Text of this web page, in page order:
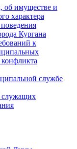
об имуществе и
характера
Кургана
к
службе
служащих